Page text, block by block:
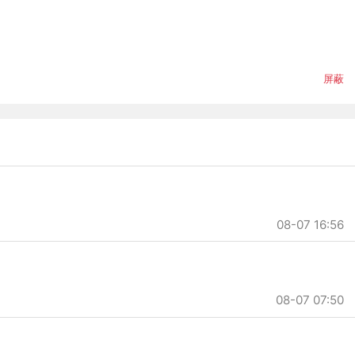
屏蔽
08-07 16:56
08-07 07:50